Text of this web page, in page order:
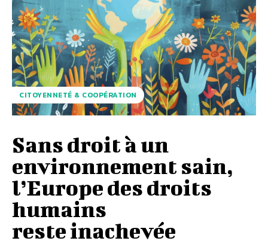
CITOYENNETÉ & COOPÉRATION
Sans droit à un
environnement sain,
l’Europe des droits
humains
reste inachevée